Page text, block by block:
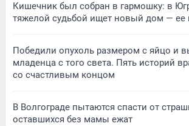
Кишечник был собран в гармошку: в
тяжелой судьбой ищет новый дом — ее
Победили опухоль размером с яйцо и
младенца с того света. Пять историй
со счастливым концом
В Волгограде пытаются спасти от
оставшихся без мамы ежат